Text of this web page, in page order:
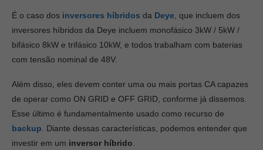
É o caso dos inversores híbridos da Deye , que incluem dos
inversores híbridos da Deye incluem monofásico 3kW / 5kW /
bifásico 8kW e trifásico 10kW, e todos trabalham com baterias
com tensão nominal de 48V.
Além disso, eles devem conter uma ou mais portas CA capazes
de operar como ON GRID e OFF GRID, conforme já dissemos.
Esse último é fundamentalmente usado como recurso de
backup . Diante dessas características, podemos entender que
investir em um inversor híbrido